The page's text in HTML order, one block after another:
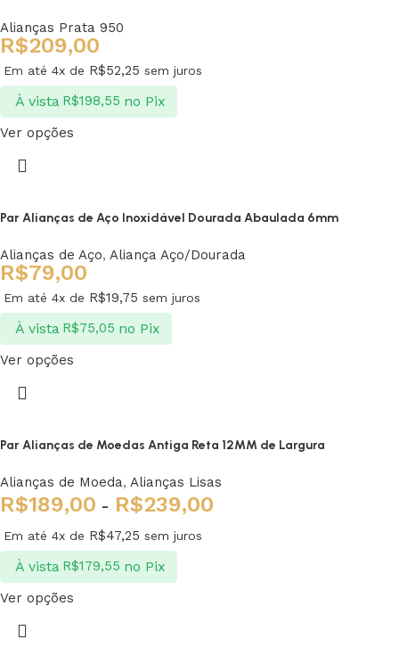
Alianças Prata 950
R$209,00
Em até 4x de R$52,25 sem juros
À vista R$198,55 no Pix
Ver opções
Par Alianças de Aço Inoxidável Dourada Abaulada 6mm
Alianças de Aço, Aliança Aço/Dourada
R$79,00
Em até 4x de R$19,75 sem juros
À vista R$75,05 no Pix
Ver opções
Par Alianças de Moedas Antiga Reta 12MM de Largura
Alianças de Moeda, Alianças Lisas
R$189,00 - R$239,00
Em até 4x de R$47,25 sem juros
À vista R$179,55 no Pix
Ver opções